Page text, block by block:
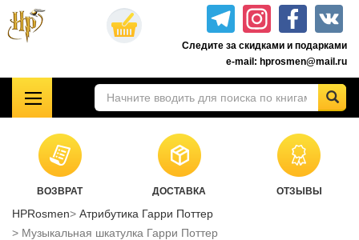
Перейти
Следите за скидками и подарками
e-mail: hprosmen@mail.ru
Комплекты книг о Гарри Поттере
Акционные товары к комплекту 7 книг Росмэн
ВОЗВРАТ ДОСТАВКА ОТЗЫВЫ
HPRosmen
Атрибутика Гарри Поттер
Музыкальная шкатулка Гарри Поттер